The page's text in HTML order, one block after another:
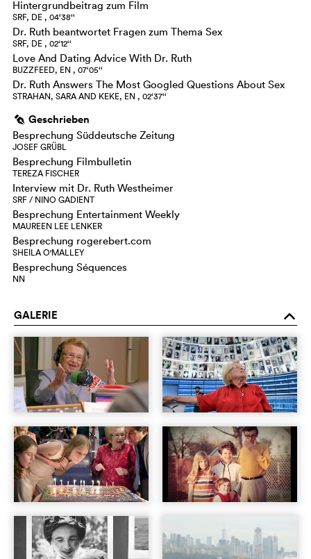
Hintergrundbeitrag zum Film
SRF, DE , 04‘38‘‘
Dr. Ruth beantwortet Fragen zum Thema Sex
SRF, DE , 02‘12‘‘
Love And Dating Advice With Dr. Ruth
BUZZFEED, EN , 07‘05‘‘
Dr. Ruth Answers The Most Googled Questions About Sex
STRAHAN, SARA AND KEKE, EN , 02‘37‘‘
g Geschrieben
Besprechung Süddeutsche Zeitung
JOSEF GRÜBL
Besprechung Filmbulletin
TEREZA FISCHER
Interview mit Dr. Ruth Westheimer
SRF / NINO GADIENT
Besprechung Entertainment Weekly
MAUREEN LEE LENKER
Besprechung rogerebert.com
SHEILA O'MALLEY
Besprechung Séquences
NN
GALERIE o